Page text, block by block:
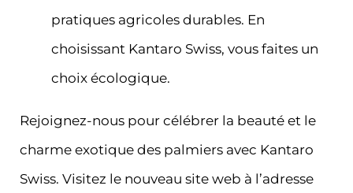
pratiques agricoles durables. En
choisissant Kantaro Swiss, vous faites un
choix écologique.
Rejoignez-nous pour célébrer la beauté et le
charme exotique des palmiers avec Kantaro
Swiss. Visitez le nouveau site web à l’adresse